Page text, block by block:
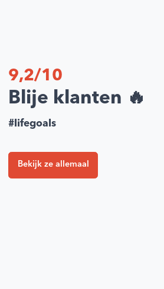
9,2/10
Blije klanten 🔥
#lifegoals
Bekijk ze allemaal